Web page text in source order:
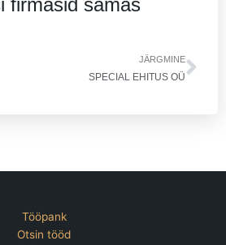
JÄRGMINE
SPECIAL EHITUS OÜ
Tööpank
Otsin tööd